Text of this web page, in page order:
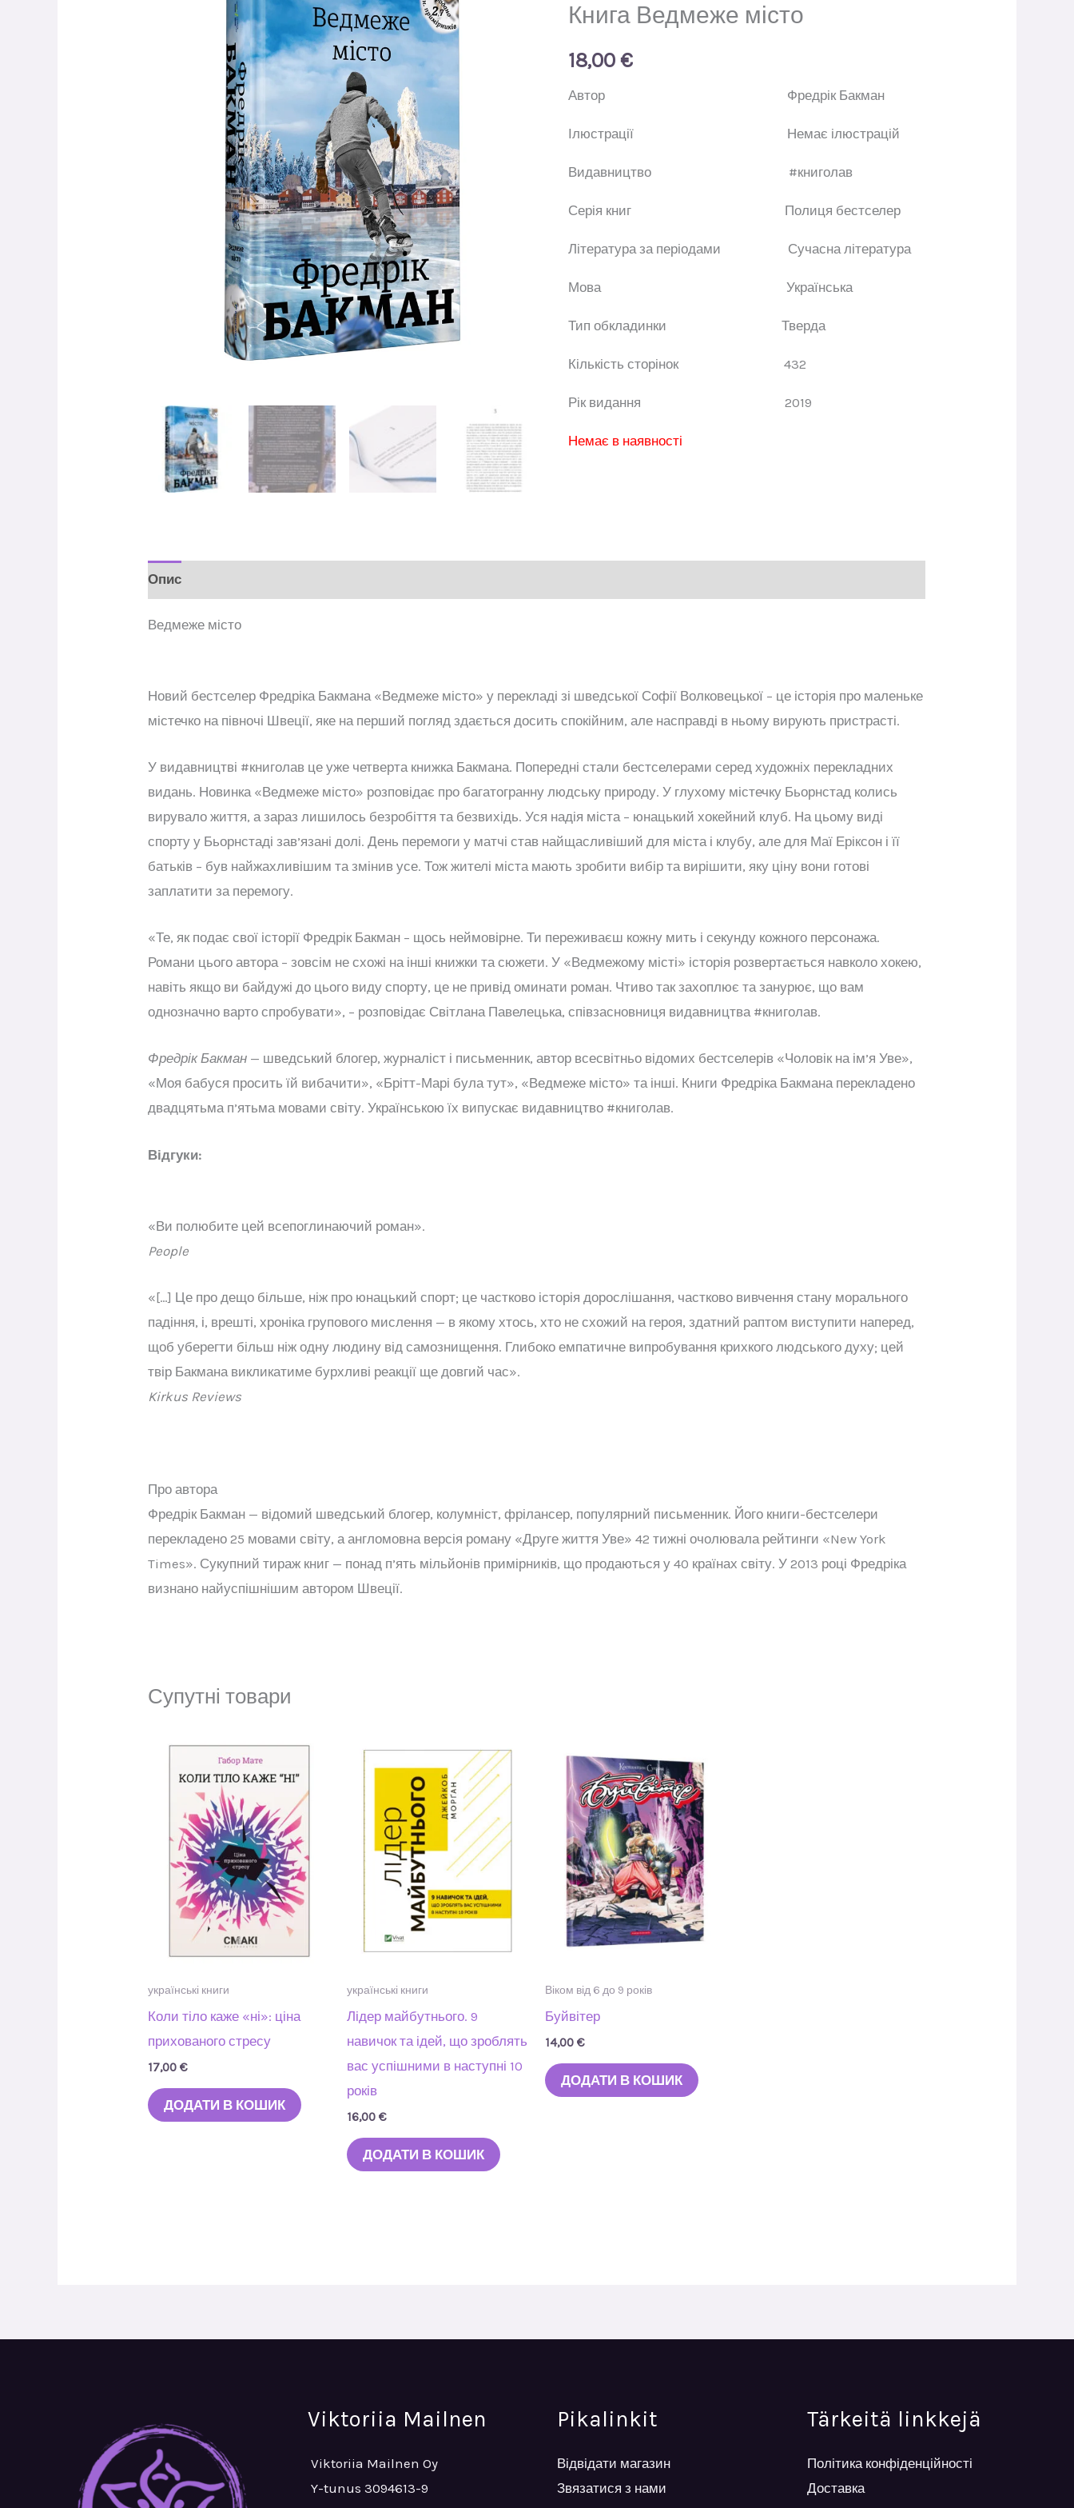
Книга Ведмеже місто
18,00 €
Автор Фредрік Бакман
Ілюстрації Немає ілюстрацій
Видавництво #книголав
Серія книг Полиця бестселер
Література за періодами Сучасна література
Мова Українська
Тип обкладинки Тверда
Кількість сторінок 432
Рік видання 2019
Немає в наявності
Опис
Ведмеже місто
Новий бестселер Фредріка Бакмана «Ведмеже місто» у перекладі зі шведської Софії Волковецької – це історія про маленьке
містечко на півночі Швеції, яке на перший погляд здається досить спокійним, але насправді в ньому вирують пристрасті.
У видавництві #книголав це уже четверта книжка Бакмана. Попередні стали бестселерами серед художніх перекладних
видань. Новинка «Ведмеже місто» розповідає про багатогранну людську природу. У глухому містечку Бьорнстад колись
вирувало життя, а зараз лишилось безробіття та безвихідь. Уся надія міста – юнацький хокейний клуб. На цьому виді
спорту у Бьорнстаді зав’язані долі. День перемоги у матчі став найщасливіший для міста і клубу, але для Маї Еріксон і її
батьків – був найжахливішим та змінив усе. Тож жителі міста мають зробити вибір та вирішити, яку ціну вони готові
заплатити за перемогу.
«Те, як подає свої історії Фредрік Бакман – щось неймовірне. Ти переживаєш кожну мить і секунду кожного персонажа.
Романи цього автора – зовсім не схожі на інші книжки та сюжети. У «Ведмежому місті» історія розвертається навколо хокею,
навіть якщо ви байдужі до цього виду спорту, це не привід оминати роман. Чтиво так захоплює та занурює, що вам
однозначно варто спробувати», – розповідає Світлана Павелецька, співзасновниця видавництва #книголав.
Фредрік Бакман — шведський блогер, журналіст і письменник, автор всесвітньо відомих бестселерів «Чоловік на ім’я Уве»,
«Моя бабуся просить їй вибачити», «Брітт-Марі була тут», «Ведмеже місто» та інші. Книги Фредріка Бакмана перекладено
двадцятьма п’ятьма мовами світу. Українською їх випускає видавництво #книголав.
Відгуки:
«Ви полюбите цей всепоглинаючий роман».
People
«[…] Це про дещо більше, ніж про юнацький спорт; це частково історія дорослішання, частково вивчення стану морального
падіння, і, врешті, хроніка групового мислення — в якому хтось, хто не схожий на героя, здатний раптом виступити наперед,
щоб уберегти більш ніж одну людину від самознищення. Глибоко емпатичне випробування крихкого людського духу; цей
твір Бакмана викликатиме бурхливі реакції ще довгий час».
Kirkus Reviews
Про автора
Фредрік Бакман — відомий шведський блогер, колумніст, фрілансер, популярний письменник. Його книги-бестселери
перекладено 25 мовами світу, а англомовна версія роману «Друге життя Уве» 42 тижні очолювала рейтинги «New York
Times». Сукупний тираж книг — понад п’ять мільйонів примірників, що продаються у 40 країнах світу. У 2013 році Фредріка
визнано найуспішнішим автором Швеції.
Супутні товари
українські книги
Коли тіло каже «ні»: ціна
прихованого стресу
17,00€
ДОДАТИ В КОШИК
українські книги
Лідер майбутнього. 9
навичок та ідей, що зроблять
вас успішними в наступні 10
років
16,00 €
ДОДАТИ В КОШИК
Віком від 6 до 9 років
Буйвітер
14,00 €
ДОДАТИ В КОШИК
Viktoriia Mailnen
Viktoriia Mailnen Oy
Y-tunus 3094613-9
Pikalinkit
Відвідати магазин
Звязатися з нами
Tärkeitä linkkejä
Політика конфіденційності
Доставка